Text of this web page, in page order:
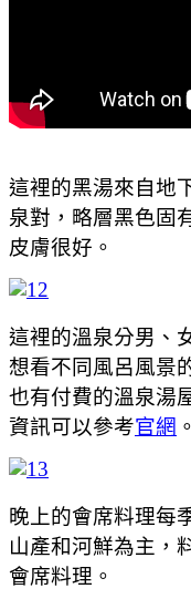
這裡的黑湯來自地
泉對，略層黑色固
皮膚很好。
這裡的溫泉分男、
想看不同風呂風景
也有付費的溫泉湯
資訊可以參考官網 。
晚上的會席料理每
山產和河鮮為主，
會席料理。